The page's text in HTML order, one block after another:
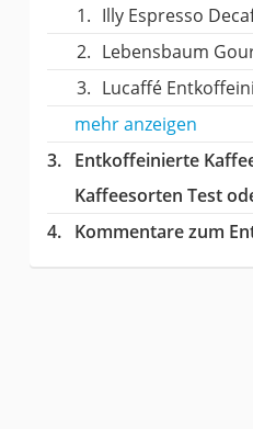
Illy Espresso
Lebensbaum
Lucaffé
mehr anzeigen
Entkoffeinierte
Kaffeesorten Test
Kommentare zum